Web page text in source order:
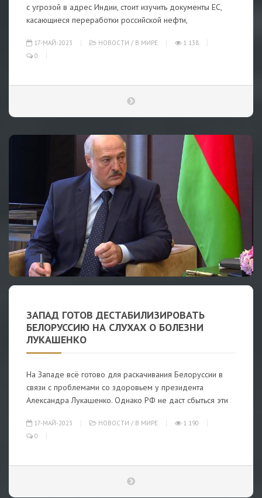
с угрозой в адрес Индии, стоит изучить документы ЕС,
касающиеся переработки российской нефти,
17-МАЙ-2023 НОВОСТИ / В МИРЕ
1 138
0
ЗАПАД ГОТОВ ДЕСТАБИЛИЗИРОВАТЬ
БЕЛОРУССИЮ НА СЛУХАХ О БОЛЕЗНИ
ЛУКАШЕНКО
На Западе всё готово для раскачивания Белоруссии в
связи с проблемами со здоровьем у президента
Александра Лукашенко. Однако РФ не даст сбыться эти
17-МАЙ-2023 НОВОСТИ / В МИРЕ
1 190
0